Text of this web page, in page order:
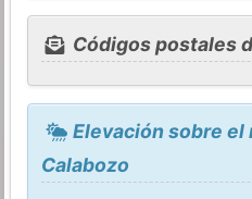
Códigos postales
Elevación sobre el
Calabozo